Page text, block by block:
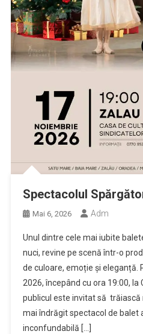
Spectacolul
Mai 6, 2026 Adm
Unul dintre cele mai iubite
nuci, revine pe scenă într-o
de culoare, emoție și eleganță.
2026, începând cu ora 19:00, la
publicul este invitat să trăiască
mai îndrăgit spectacol de balet
inconfundabilă […]